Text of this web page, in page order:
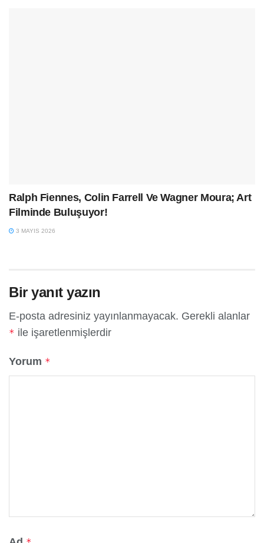
Ralph Fiennes, Colin Farrell Ve Wagner Moura; Art
Filminde Buluşuyor!
3 MAYIS 2026
Bir yanıt yazın
E-posta adresiniz yayınlanmayacak. Gerekli alanlar
* ile işaretlenmişlerdir
Yorum *